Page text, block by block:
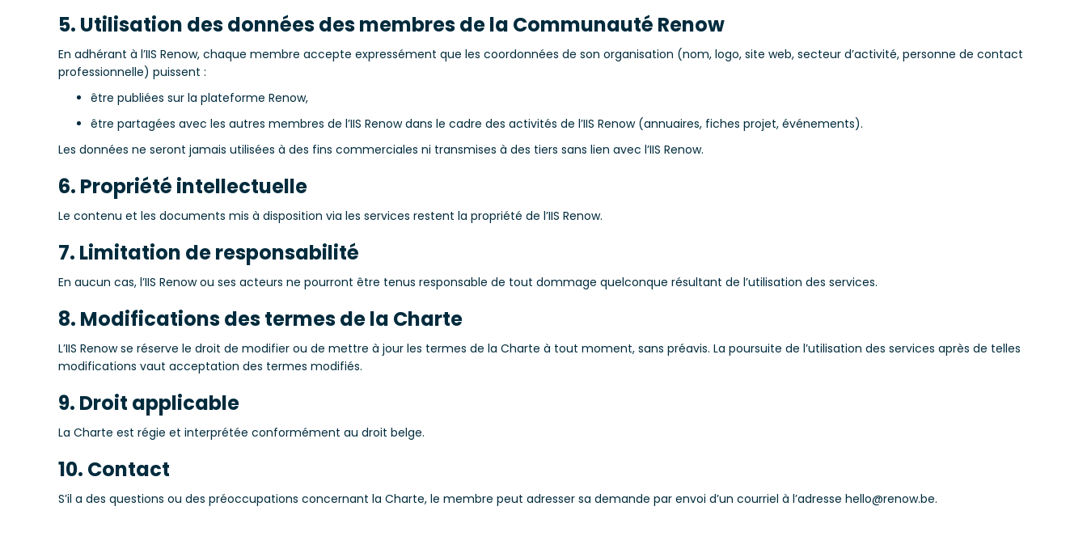
5. Utilisation des données des membres de la Communauté Renow
En adhérant à l’IIS Renow, chaque membre accepte expressément que les coordonnées de son organisation (nom, logo, site web, secteur d’activité, personne de contact
professionnelle) puissent :
être publiées sur la plateforme Renow,
être partagées avec les autres membres de l’IIS Renow dans le cadre des activités de l’IIS Renow (annuaires, fiches projet, événements).
Les données ne seront jamais utilisées à des fins commerciales ni transmises à des tiers sans lien avec l’IIS Renow.
6. Propriété intellectuelle
Le contenu et les documents mis à disposition via les services restent la propriété de l’IIS Renow.
7. Limitation de responsabilité
En aucun cas, l’IIS Renow ou ses acteurs ne pourront être tenus responsable de tout dommage quelconque résultant de l’utilisation des services.
8. Modifications des termes de la Charte
L’IIS Renow se réserve le droit de modifier ou de mettre à jour les termes de la Charte à tout moment, sans préavis. La poursuite de l’utilisation des services après de telles
modifications vaut acceptation des termes modifiés.
9. Droit applicable
La Charte est régie et interprétée conformément au droit belge.
10. Contact
S’il a des questions ou des préoccupations concernant la Charte, le membre peut adresser sa demande par envoi d’un courriel à l’adresse hello@renow.be.